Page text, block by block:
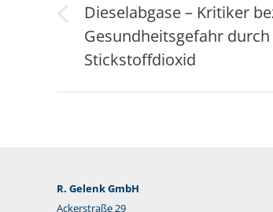
Vorheriger
Beitrag:
Dieselabgase – Kritiker
Gesundheitsgefahr durch
Stickstoffdioxid
R. Gelenk GmbH
Ackerstraße 29